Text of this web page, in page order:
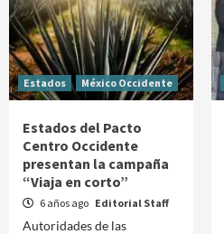
Estados México Occidente
Estados del Pacto
Centro Occidente
presentan la campaña
“Viaja en corto”
6 años ago Editorial Staff
Autoridades de las